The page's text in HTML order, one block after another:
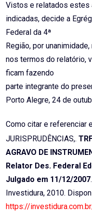
Vistos e relatados estes
indicadas, decide a
Federal da 4ª
Região, por
nos termos do relatório,
ficam fazendo
parte integrante do
Porto Alegre, 24 de
Como citar e referenciar
JURISPRUDÊNCIAS,.
AGRAVO DE
Relator Des. Federal
Julgado em 11/12/2007
Investidura, 2010.
https://